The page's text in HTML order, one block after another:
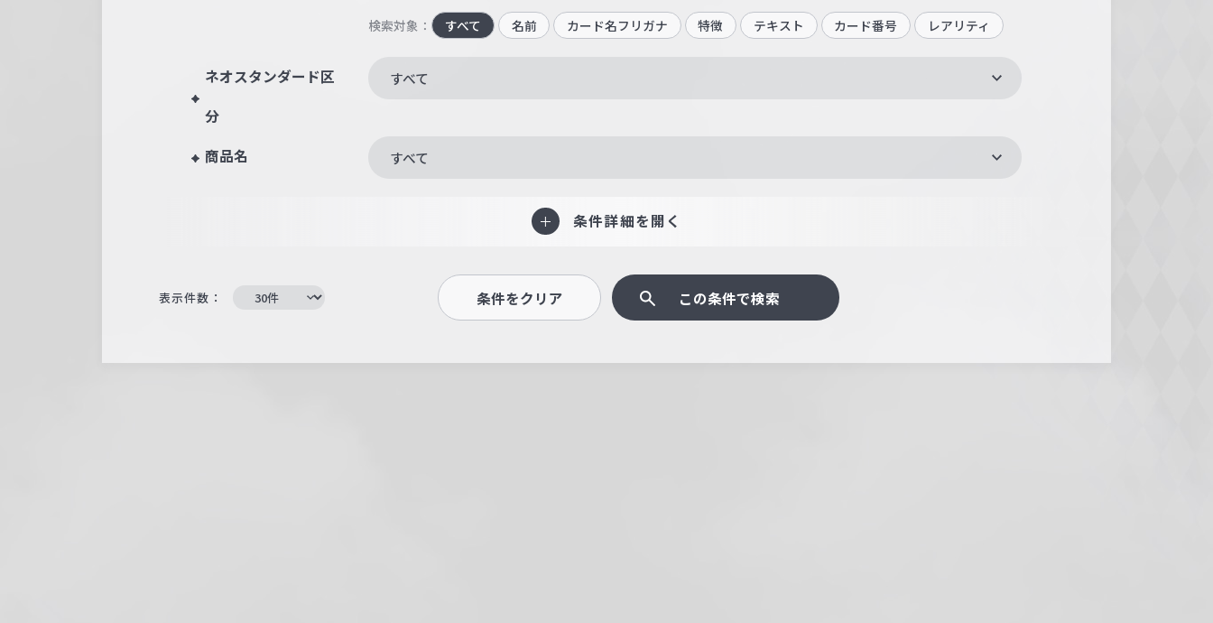
検索対象： すべて 名前 カード名フリガナ 特徴 テキスト カード番号 レアリティ
ネオスタンダード区
分
すべて
商品名 すべて
条件詳細を開く
表示件数： 条件をクリア この条件で検索